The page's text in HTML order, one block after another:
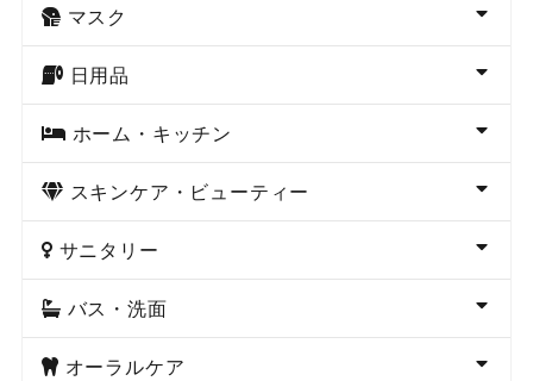
マスク
日用品
ホーム・キッチン
スキンケア・ビューティー
サニタリー
バス・洗面
オーラルケア